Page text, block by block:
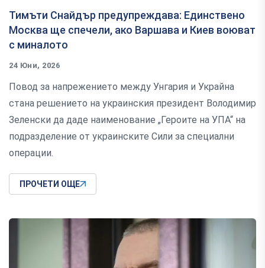
Тимъти Снайдър предупреждава: Единствено
Москва ще спечели, ако Варшава и Киев воюват
с миналото
24 Юни, 2026
Повод за напрежението между Унгария и Украйна
стана решението на украинския президент Володимир
Зеленски да даде наименование „Героите на УПА“ на
подразделение от украинските Сили за специални
операции.
ПРОЧЕТИ ОЩЕ